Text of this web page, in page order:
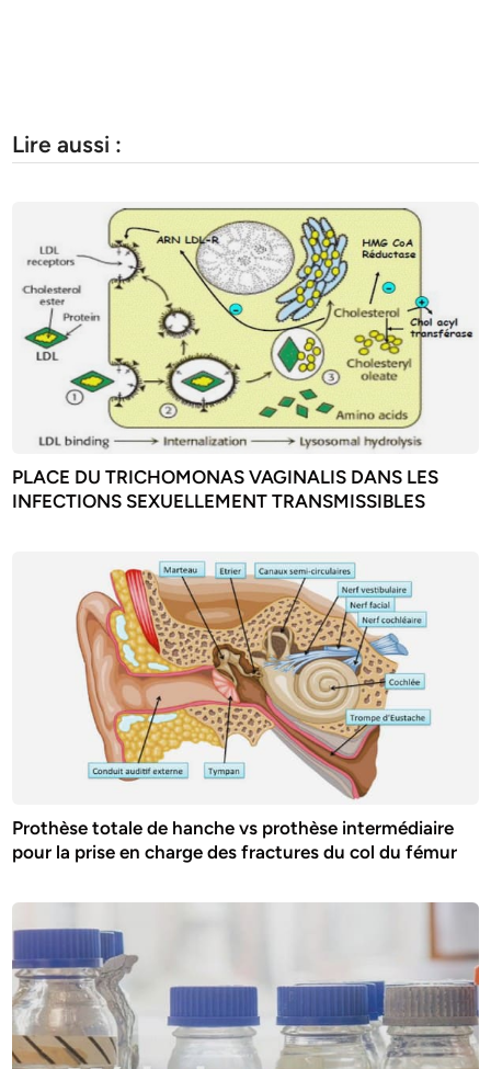
Lire aussi :
PLACE DU TRICHOMONAS VAGINALIS DANS LES
INFECTIONS SEXUELLEMENT TRANSMISSIBLES
Prothèse totale de hanche vs prothèse intermédiaire
pour la prise en charge des fractures du col du fémur